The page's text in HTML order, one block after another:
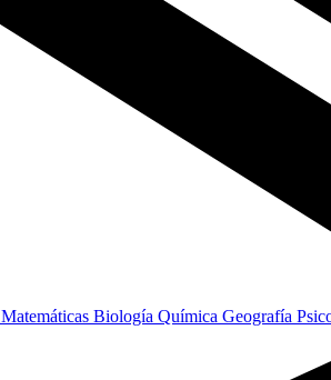
Matemáticas Biología Química Geografía